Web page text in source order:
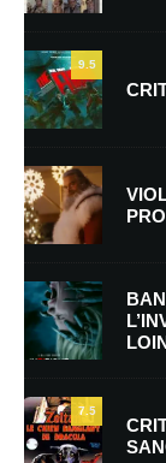
Nom*
E-mail
Enregistrer mon
mon prochain
Prévenez-moi de
9.5
7.5